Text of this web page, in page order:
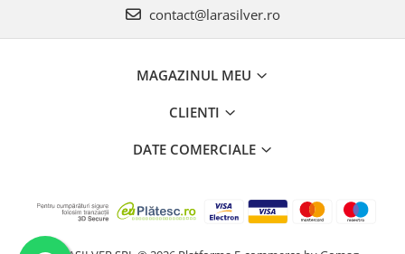
contact@larasilver.ro
MAGAZINUL MEU
CLIENTI
DATE COMERCIALE